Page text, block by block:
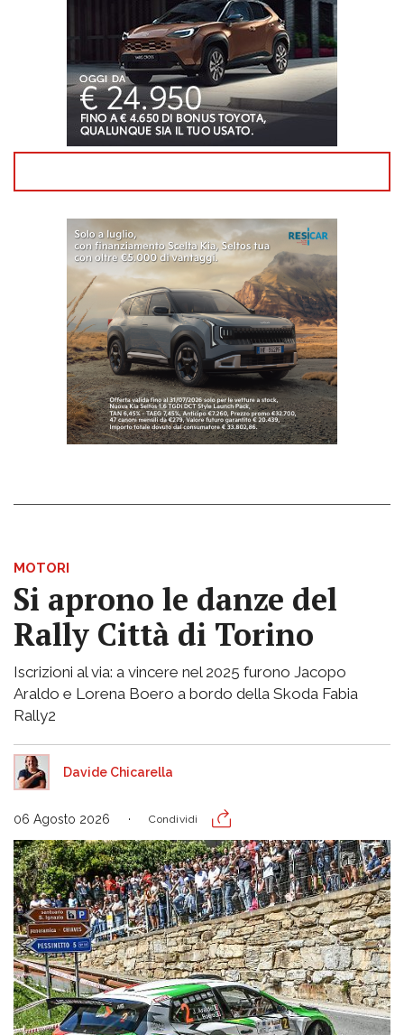
MOTORI
Si aprono le danze del
Rally Città di Torino
Iscrizioni al via: a vincere nel 2025 furono Jacopo
Araldo e Lorena Boero a bordo della Skoda Fabia
Rally2
Davide Chicarella
06 Agosto 2026 Condividi